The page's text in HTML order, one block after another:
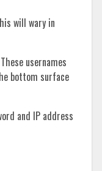
will wary in
usernames
bottom surface
and IP address